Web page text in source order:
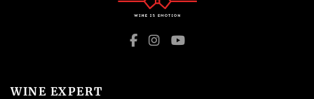
WINE EXPERT